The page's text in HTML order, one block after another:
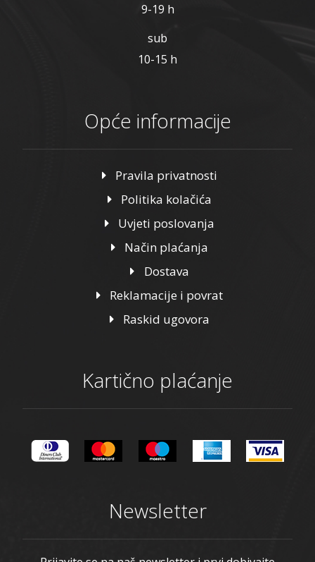
9-19 h
sub
10-15 h
Opće informacije
Pravila privatnosti
Politika kolačića
Uvjeti poslovanja
Način plaćanja
Dostava
Reklamacije i povrat
Raskid ugovora
Kartično plaćanje
Newsletter